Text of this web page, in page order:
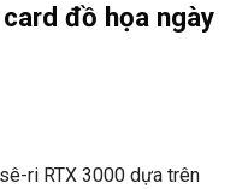
đồ họa ngày
ri RTX 3000 dựa trên